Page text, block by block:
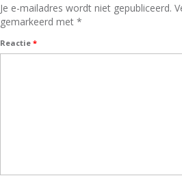
Je e-mailadres wordt niet gepubliceerd.
gemarkeerd met *
Reactie *